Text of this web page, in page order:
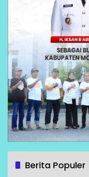
Berita Populer